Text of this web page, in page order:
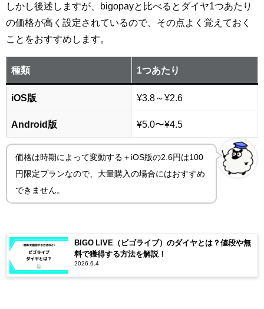
しかし後述しますが、bigopayと比べるとダイヤ1つあたり
の価格が高く設定されているので、その点よく覚えておく
ことをおすすめします。
種類 1つあたり
iOS版 ¥3.8～¥2.6
Android版 ¥5.0〜¥4.5
価格は時期によって変動する＋iOS版の2.6円は100
円限定プランなので、大量購入の場合にはおすすめ
できません。
BIGO LIVE（ビゴライブ）のダイヤとは？値段や無
料で獲得する方法を解説！
2026.6.4